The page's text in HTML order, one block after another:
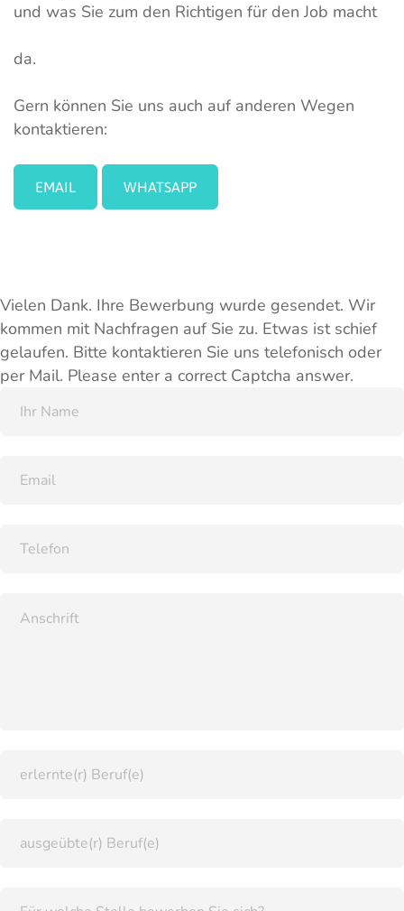
und was Sie zum den Richtigen für den Job macht
da.
Gern können Sie uns auch auf anderen Wegen
kontaktieren:
EMAIL WHATSAPP
Vielen Dank. Ihre Bewerbung wurde gesendet. Wir
kommen mit Nachfragen auf Sie zu. Etwas ist schief
gelaufen. Bitte kontaktieren Sie uns telefonisch oder
per Mail. Please enter a correct Captcha answer.